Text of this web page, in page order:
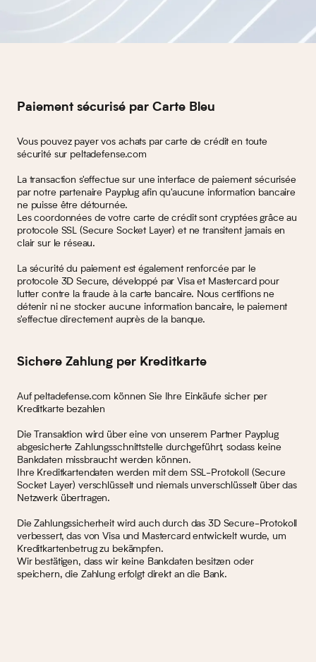
Paiement sécurisé par Carte Bleu
Vous pouvez payer vos achats par carte de crédit en toute
sécurité sur peltadefense.com
La transaction s'effectue sur une interface de paiement sécurisée
par notre partenaire Payplug afin qu'aucune information bancaire
ne puisse être détournée.
Les coordonnées de votre carte de crédit sont cryptées grâce au
protocole SSL (Secure Socket Layer) et ne transitent jamais en
clair sur le réseau.
La sécurité du paiement est également renforcée par le
protocole 3D Secure, développé par Visa et Mastercard pour
lutter contre la fraude à la carte bancaire. Nous certifions ne
détenir ni ne stocker aucune information bancaire, le paiement
s'effectue directement auprès de la banque.
Sichere Zahlung per Kreditkarte
Auf peltadefense.com können Sie Ihre Einkäufe sicher per
Kreditkarte bezahlen
Die Transaktion wird über eine von unserem Partner Payplug
abgesicherte Zahlungsschnittstelle durchgeführt, sodass keine
Bankdaten missbraucht werden können.
Ihre Kreditkartendaten werden mit dem SSL-Protokoll (Secure
Socket Layer) verschlüsselt und niemals unverschlüsselt über das
Netzwerk übertragen.
Die Zahlungssicherheit wird auch durch das 3D Secure-Protokoll
verbessert, das von Visa und Mastercard entwickelt wurde, um
Kreditkartenbetrug zu bekämpfen.
Wir bestätigen, dass wir keine Bankdaten besitzen oder
speichern, die Zahlung erfolgt direkt an die Bank.